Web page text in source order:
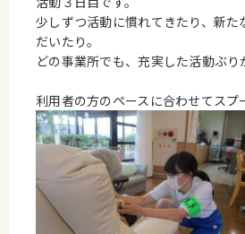
少しずつ活動に慣れてきたり、新た
だいたり。
どの事業所でも、充実した活動ぶり
利用者の方のペースに合わせてスプ